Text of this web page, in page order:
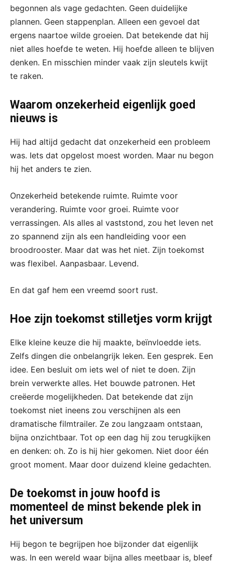
begonnen als vage gedachten. Geen duidelijke
plannen. Geen stappenplan. Alleen een gevoel dat
ergens naartoe wilde groeien. Dat betekende dat hij
niet alles hoefde te weten. Hij hoefde alleen te blijven
denken. En misschien minder vaak zijn sleutels kwijt
te raken.
Waarom onzekerheid eigenlijk goed
nieuws is
Hij had altijd gedacht dat onzekerheid een probleem
was. Iets dat opgelost moest worden. Maar nu begon
hij het anders te zien.
Onzekerheid betekende ruimte. Ruimte voor
verandering. Ruimte voor groei. Ruimte voor
verrassingen. Als alles al vaststond, zou het leven net
zo spannend zijn als een handleiding voor een
broodrooster. Maar dat was het niet. Zijn toekomst
was flexibel. Aanpasbaar. Levend.
En dat gaf hem een vreemd soort rust.
Hoe zijn toekomst stilletjes vorm krijgt
Elke kleine keuze die hij maakte, beïnvloedde iets.
Zelfs dingen die onbelangrijk leken. Een gesprek. Een
idee. Een besluit om iets wel of niet te doen. Zijn
brein verwerkte alles. Het bouwde patronen. Het
creëerde mogelijkheden. Dat betekende dat zijn
toekomst niet ineens zou verschijnen als een
dramatische filmtrailer. Ze zou langzaam ontstaan,
bijna onzichtbaar. Tot op een dag hij zou terugkijken
en denken: oh. Zo is hij hier gekomen. Niet door één
groot moment. Maar door duizend kleine gedachten.
De toekomst in jouw hoofd is
momenteel de minst bekende plek in
het universum
Hij begon te begrijpen hoe bijzonder dat eigenlijk
was. In een wereld waar bijna alles meetbaar is, bleef